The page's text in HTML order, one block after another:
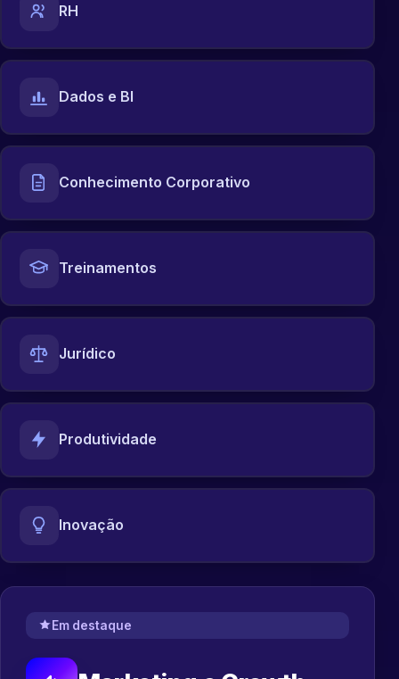
RH
Dados e BI
Conhecimento Corporativo
Treinamentos
Jurídico
Produtividade
Inovação
Em destaque